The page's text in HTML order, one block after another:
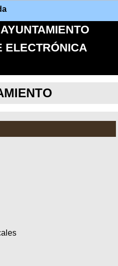
AYUNTAMIENTO
ELECTRÓNICA